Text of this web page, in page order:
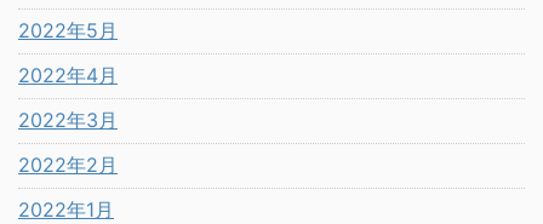
2022年5月
2022年4月
2022年3月
2022年2月
2022年1月